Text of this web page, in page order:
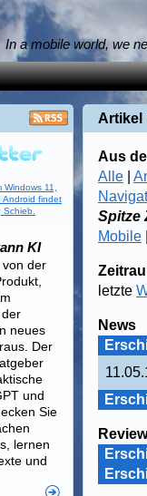
In a mobile world, we
Artikel
Aus
Alle
Spitze
Mobile
letzte
News
11,
Android findet
KI
von der
neues
Der
und
Sie
lernen
und